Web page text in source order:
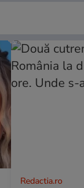
Redactia.ro